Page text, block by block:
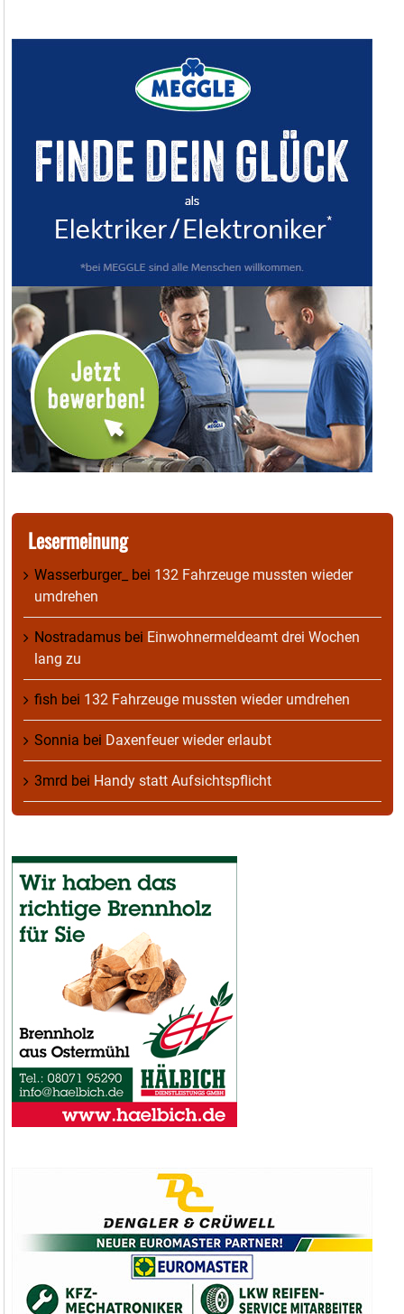
Lesermeinung
Wasserburger_ bei 132 Fahrzeuge mussten wieder
umdrehen
Nostradamus bei Einwohnermeldeamt drei Wochen
lang zu
fish bei 132 Fahrzeuge mussten wieder umdrehen
Sonnia bei Daxenfeuer wieder erlaubt
3mrd bei Handy statt Aufsichtspflicht